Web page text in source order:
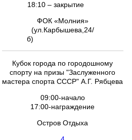
18:10 – закрытие
ФОК «Молния»
(ул.Карбышева,24/
б)
Кубок города по городошному
спорту на призы "Заслуженного
мастера спорта СССР" А.Г. Рябцева
09:00-начало
17:00-награждение
Остров Отдыха